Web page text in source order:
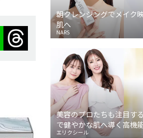
朝クレンジングでメイク
肌へ
NARS
美容のプロたちも注目す
で健やかな肌へ導く高機
エリクシール